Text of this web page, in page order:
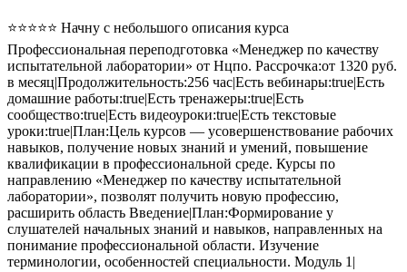
⭐⭐⭐⭐⭐ Начну с небольшого описания курса
Профессиональная переподготовка «Менеджер по качеству
испытательной лаборатории» от Нцпо. Рассрочка:от 1320 руб.
в месяц|Продолжительность:256 час|Есть вебинары:true|Есть
домашние работы:true|Есть тренажеры:true|Есть
сообщество:true|Есть видеоуроки:true|Есть текстовые
уроки:true|План:Цель курсов — усовершенствование рабочих
навыков, получение новых знаний и умений, повышение
квалификации в профессиональной среде. Курсы по
направлению «Менеджер по качеству испытательной
лаборатории», позволят получить новую профессию,
расширить область Введение|План:Формирование у
слушателей начальных знаний и навыков, направленных на
понимание профессиональной области. Изучение
терминологии, особенностей специальности. Модуль 1|